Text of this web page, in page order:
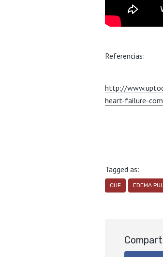
Referencias:
http://
heart-failure-
Tagged as:
CHF EDEMA